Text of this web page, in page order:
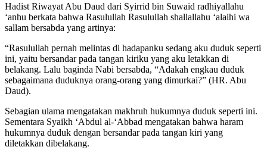
Hadist Riwayat Abu Daud dari Syirrid bin Suwaid radhiyallahu
‘anhu berkata bahwa Rasulullah Rasulullah shallallahu ‘alaihi wa
sallam bersabda yang artinya:
“Rasulullah pernah melintas di hadapanku sedang aku duduk seperti
ini, yaitu bersandar pada tangan kiriku yang aku letakkan di
belakang. Lalu baginda Nabi bersabda, “Adakah engkau duduk
sebagaimana duduknya orang-orang yang dimurkai?” (HR. Abu
Daud).
Sebagian ulama mengatakan makhruh hukumnya duduk seperti ini.
Sementara Syaikh ‘Abdul al-‘Abbad mengatakan bahwa haram
hukumnya duduk dengan bersandar pada tangan kiri yang
diletakkan dibelakang.